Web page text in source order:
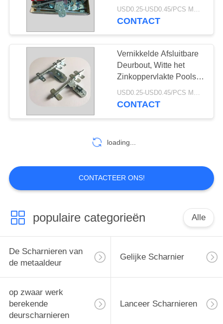
De Scharnieren van
het baluiteinde
10
De Scharnieren van
10
de klink van de
deurbout
10
0.7mm van de Deurbout
Dikte
USD0.25-USD0.45/PCS MOQ:1200pcs
CONTACT
Vernikkelde Afsluitbare
Deurbout, Witte het
Zinkoppervlakte Pools
van de Buitendeurklink
USD0.25-USD0.45/PCS MOQ:1200pcs
CONTACT
loading...
CONTACTEER ONS!
populaire categorieën Alle
De Scharnieren van
de metaaldeur
Gelijke Scharnier
op zwaar werk
berekende
deurscharnieren
Lanceer Scharnieren